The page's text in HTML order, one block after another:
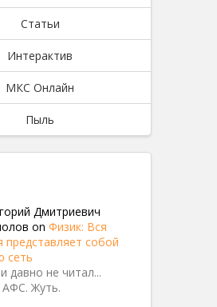
Статьи
Интерактив
МКС Онлайн
Пыль
Дмитриевич
on Физик: Вся
представляет собой
сеть
давно не читал...
Жуть.